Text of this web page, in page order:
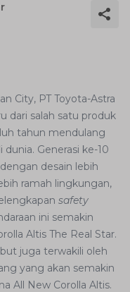
City, PT Toyota-Astra
dari salah satu produk
tahun mendulang
Generasi ke-10
desain lebih
ramah lingkungan,
safety
ini semakin
Altis The Real Star.
juga terwakili oleh
yang akan semakin
All New Corolla Altis.